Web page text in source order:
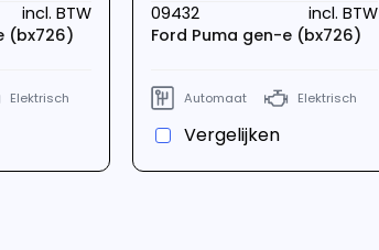
incl. BTW
(bx726)
Elektrisch
09432
incl. BTW
Ford Puma gen-e (bx726)
Automaat Elektrisch
Vergelijken